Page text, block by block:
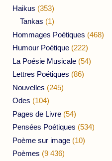
Haikus (353)
Tankas (1)
Hommages Poétiques (468)
Humour Poétique (222)
La Poésie Musicale (54)
Lettres Poétiques (86)
Nouvelles (245)
Odes (104)
Pages de Livre (54)
Pensées Poétiques (534)
Poème sur image (10)
Poèmes (9 436)